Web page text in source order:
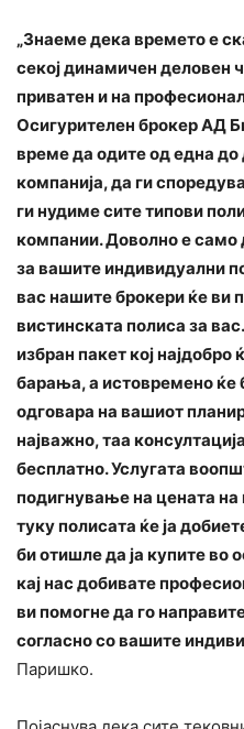
„Знаеме дека времето е
секој динамичен деловен
приватен и на
Осигурителен брокер АД
време да одите од една до
компанија, да ги
ги нудиме сите типови
компании. Доволно е само
за вашите индивидуални
вас нашите брокери ќе ви
вистинската полиса за
избран пакет кој
барања, а истовремено ќе
одговара на вашиот
најважно, таа
бесплатно. Услугата
подигнување на цената
туку полисата ќе ја
би отишле да ја купите во
кај нас добивате
ви помогне да го
согласно со вашите
Паришко.